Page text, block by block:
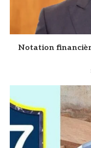
Notation